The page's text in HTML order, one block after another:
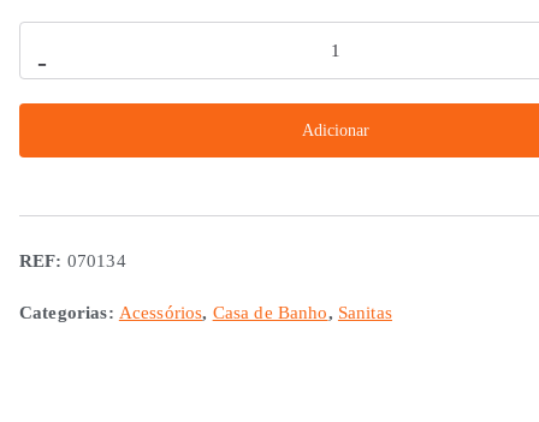
-
Sanita
Adicionar
REF: 070134
Categorias: Acessórios, Casa de Banho, Sanitas